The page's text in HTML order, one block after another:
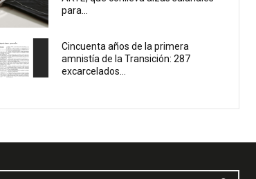
para...
Cincuenta años de la primera
amnistía de la Transición: 287
excarcelados...